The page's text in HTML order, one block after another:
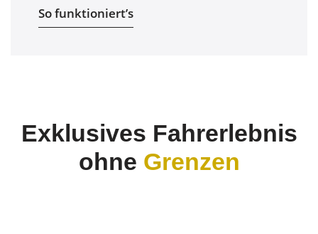
So funktioniert’s
Exklusives Fahrerlebnis
ohne Grenzen